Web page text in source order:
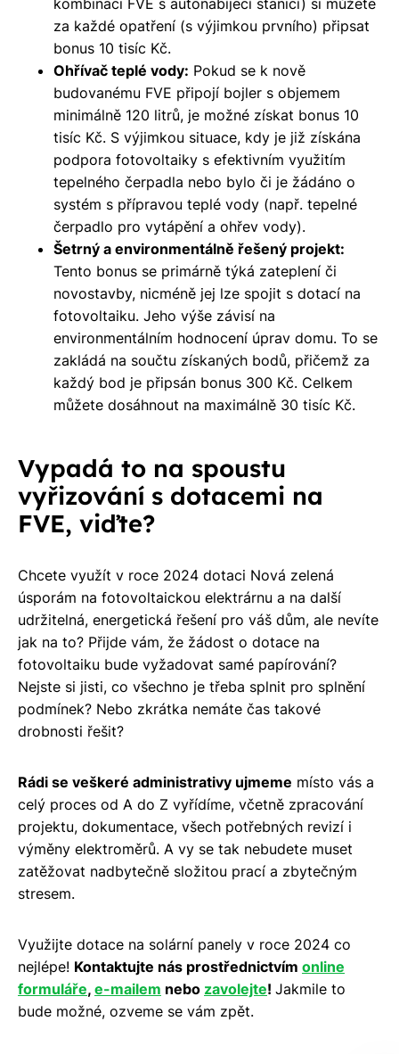
za každé opatření (s výjimkou prvního) připsat
bonus 10 tisíc Kč.
Ohřívač teplé vody: Pokud se k nově
budovanému FVE připojí bojler s objemem
minimálně 120 litrů, je možné získat bonus 10
tisíc Kč. S výjimkou situace, kdy je již získána
podpora fotovoltaiky s efektivním využitím
tepelného čerpadla nebo bylo či je žádáno o
systém s přípravou teplé vody (např. tepelné
čerpadlo pro vytápění a ohřev vody).
Šetrný a environmentálně řešený projekt:
Tento bonus se primárně týká zateplení či
novostavby, nicméně jej lze spojit s dotací na
fotovoltaiku. Jeho výše závisí na
environmentálním hodnocení úprav domu. To se
zakládá na součtu získaných bodů, přičemž za
každý bod je připsán bonus 300 Kč. Celkem
můžete dosáhnout na maximálně 30 tisíc Kč.
Vypadá to na spoustu
vyřizování s dotacemi na
FVE, viďte?
Chcete využít v roce 2024 dotaci Nová zelená
úsporám na fotovoltaickou elektrárnu a na další
udržitelná, energetická řešení pro váš dům, ale nevíte
jak na to? Přijde vám, že žádost o dotace na
fotovoltaiku bude vyžadovat samé papírování?
Nejste si jisti, co všechno je třeba splnit pro splnění
podmínek? Nebo zkrátka nemáte čas takové
drobnosti řešit?
Rádi se veškeré administrativy ujmeme místo vás a
celý proces od A do Z vyřídíme, včetně zpracování
projektu, dokumentace, všech potřebných revizí i
výměny elektroměrů. A vy se tak nebudete muset
zatěžovat nadbytečně složitou prací a zbytečným
stresem.
Využijte dotace na solární panely v roce 2024 co
nejlépe! Kontaktujte nás prostřednictvím online
formuláře, e-mailem nebo zavolejte! Jakmile to
bude možné, ozveme se vám zpět.